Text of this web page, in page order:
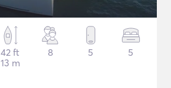
42 ft
13 m
8 5 5